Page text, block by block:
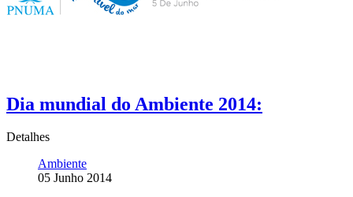
Dia mundial do Ambiente 2014:
Detalhes
Ambiente
05 Junho 2014